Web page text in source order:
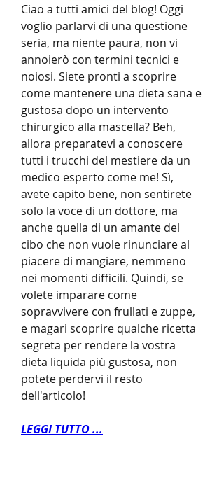
Ciao a tutti amici del blog! Oggi
voglio parlarvi di una questione
seria, ma niente paura, non vi
annoierò con termini tecnici e
noiosi. Siete pronti a scoprire
come mantenere una dieta sana e
gustosa dopo un intervento
chirurgico alla mascella? Beh,
allora preparatevi a conoscere
tutti i trucchi del mestiere da un
medico esperto come me! Sì,
avete capito bene, non sentirete
solo la voce di un dottore, ma
anche quella di un amante del
cibo che non vuole rinunciare al
piacere di mangiare, nemmeno
nei momenti difficili. Quindi, se
volete imparare come
sopravvivere con frullati e zuppe,
e magari scoprire qualche ricetta
segreta per rendere la vostra
dieta liquida più gustosa, non
potete perdervi il resto
dell'articolo!
LEGGI TUTTO ...